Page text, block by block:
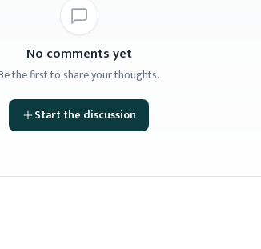
No comments yet
the first to share your thoughts.
Start the discussion